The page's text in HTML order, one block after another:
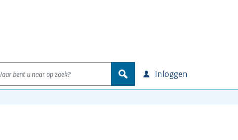
bent u naar op zoek?
zoek Inloggen